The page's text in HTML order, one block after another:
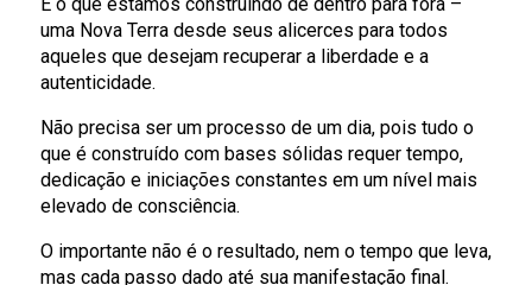
uma Nova Terra desde seus alicerces para todos
aqueles que desejam recuperar a liberdade e a
autenticidade.
Não precisa ser um processo de um dia, pois tudo o
que é construído com bases sólidas requer tempo,
dedicação e iniciações constantes em um nível mais
elevado de consciência.
O importante não é o resultado, nem o tempo que leva,
mas cada passo dado até sua manifestação final.